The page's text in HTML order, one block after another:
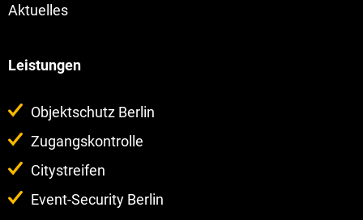
Aktuelles
Leistungen
Navigation
überspringen
Objektschutz Berlin
Zugangskontrolle
Citystreifen
Event-Security Berlin